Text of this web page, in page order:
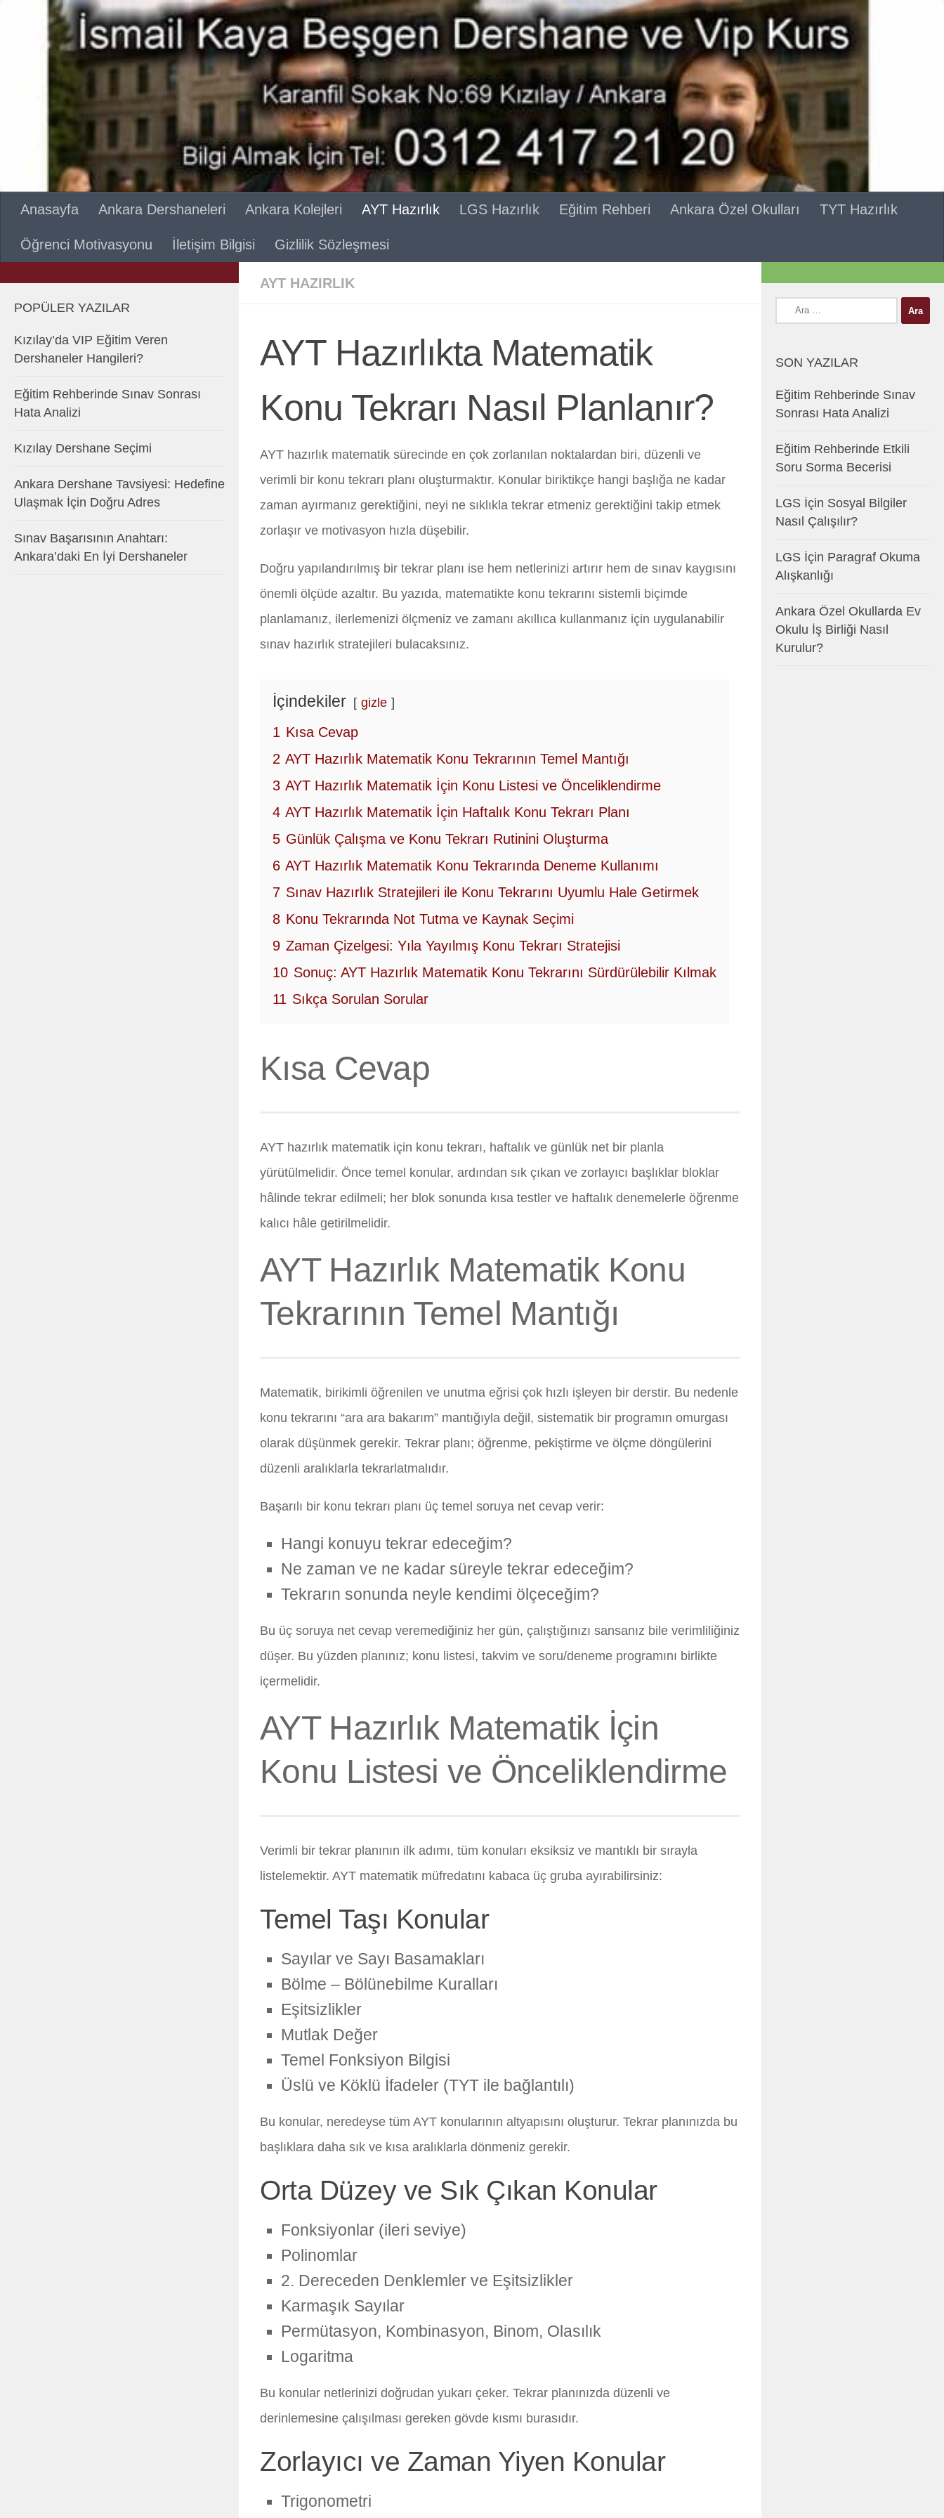
Skip to content
Anasayfa Ankara Dershaneleri Ankara Kolejleri AYT Hazırlık LGS Hazırlık Eğitim Rehberi Ankara Özel Okulları TYT Hazırlık
Öğrenci Motivasyonu İletişim Bilgisi Gizlilik Sözleşmesi
AYT HAZIRLIK
AYT Hazırlıkta Matematik
Konu Tekrarı Nasıl Planlanır?
AYT hazırlık matematik sürecinde en çok zorlanılan noktalardan biri, düzenli ve
verimli bir konu tekrarı planı oluşturmaktır. Konular biriktikçe hangi başlığa ne kadar
zaman ayırmanız gerektiğini, neyi ne sıklıkla tekrar etmeniz gerektiğini takip etmek
zorlaşır ve motivasyon hızla düşebilir.
Doğru yapılandırılmış bir tekrar planı ise hem netlerinizi artırır hem de sınav kaygısını
önemli ölçüde azaltır. Bu yazıda, matematikte konu tekrarını sistemli biçimde
planlamanız, ilerlemenizi ölçmeniz ve zamanı akıllıca kullanmanız için uygulanabilir
sınav hazırlık stratejileri bulacaksınız.
İçindekiler gizle
1 Kısa Cevap
2 AYT Hazırlık Matematik Konu Tekrarının Temel Mantığı
3 AYT Hazırlık Matematik İçin Konu Listesi ve Önceliklendirme
4 AYT Hazırlık Matematik İçin Haftalık Konu Tekrarı Planı
5 Günlük Çalışma ve Konu Tekrarı Rutinini Oluşturma
6 AYT Hazırlık Matematik Konu Tekrarında Deneme Kullanımı
7 Sınav Hazırlık Stratejileri ile Konu Tekrarını Uyumlu Hale Getirmek
8 Konu Tekrarında Not Tutma ve Kaynak Seçimi
9 Zaman Çizelgesi: Yıla Yayılmış Konu Tekrarı Stratejisi
10 Sonuç: AYT Hazırlık Matematik Konu Tekrarını Sürdürülebilir Kılmak
11 Sıkça Sorulan Sorular
Kısa Cevap
AYT hazırlık matematik için konu tekrarı, haftalık ve günlük net bir planla
yürütülmelidir. Önce temel konular, ardından sık çıkan ve zorlayıcı başlıklar bloklar
hâlinde tekrar edilmeli; her blok sonunda kısa testler ve haftalık denemelerle öğrenme
kalıcı hâle getirilmelidir.
AYT Hazırlık Matematik Konu
Tekrarının Temel Mantığı
Matematik, birikimli öğrenilen ve unutma eğrisi çok hızlı işleyen bir derstir. Bu nedenle
konu tekrarını “ara ara bakarım” mantığıyla değil, sistematik bir programın omurgası
olarak düşünmek gerekir. Tekrar planı; öğrenme, pekiştirme ve ölçme döngülerini
düzenli aralıklarla tekrarlatmalıdır.
Başarılı bir konu tekrarı planı üç temel soruya net cevap verir:
Hangi konuyu tekrar edeceğim?
Ne zaman ve ne kadar süreyle tekrar edeceğim?
Tekrarın sonunda neyle kendimi ölçeceğim?
Bu üç soruya net cevap veremediğiniz her gün, çalıştığınızı sansanız bile verimliliğiniz
düşer. Bu yüzden planınız; konu listesi, takvim ve soru/deneme programını birlikte
içermelidir.
AYT Hazırlık Matematik İçin
Konu Listesi ve Önceliklendirme
Verimli bir tekrar planının ilk adımı, tüm konuları eksiksiz ve mantıklı bir sırayla
listelemektir. AYT matematik müfredatını kabaca üç gruba ayırabilirsiniz:
Temel Taşı Konular
Sayılar ve Sayı Basamakları
Bölme – Bölünebilme Kuralları
Eşitsizlikler
Mutlak Değer
Temel Fonksiyon Bilgisi
Üslü ve Köklü İfadeler (TYT ile bağlantılı)
Bu konular, neredeyse tüm AYT konularının altyapısını oluşturur. Tekrar planınızda bu
başlıklara daha sık ve kısa aralıklarla dönmeniz gerekir.
Orta Düzey ve Sık Çıkan Konular
Fonksiyonlar (ileri seviye)
Polinomlar
2. Dereceden Denklemler ve Eşitsizlikler
Karmaşık Sayılar
Permütasyon, Kombinasyon, Binom, Olasılık
Logaritma
Bu konular netlerinizi doğrudan yukarı çeker. Tekrar planınızda düzenli ve
derinlemesine çalışılması gereken gövde kısmı burasıdır.
Zorlayıcı ve Zaman Yiyen Konular
Trigonometri
POPÜLER YAZILAR
Kızılay’da VIP Eğitim Veren
Dershaneler Hangileri?
Eğitim Rehberinde Sınav Sonrası
Hata Analizi
Kızılay Dershane Seçimi
Ankara Dershane Tavsiyesi: Hedefine
Ulaşmak İçin Doğru Adres
Sınav Başarısının Anahtarı:
Ankara’daki En İyi Dershaneler
Arama:
SON YAZILAR
Eğitim Rehberinde Sınav
Sonrası Hata Analizi
Eğitim Rehberinde Etkili
Soru Sorma Becerisi
LGS İçin Sosyal Bilgiler
Nasıl Çalışılır?
LGS İçin Paragraf Okuma
Alışkanlığı
Ankara Özel Okullarda Ev
Okulu İş Birliği Nasıl
Kurulur?